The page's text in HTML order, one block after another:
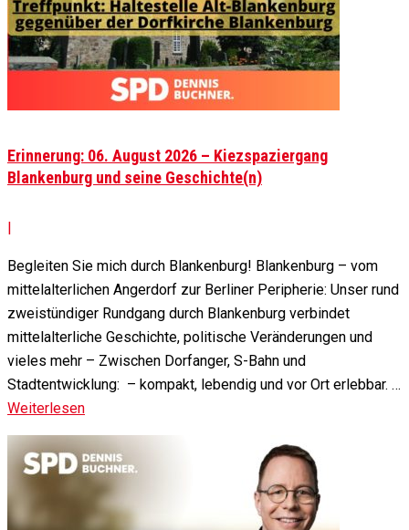
Erinnerung: 06. August 2026 – Kiezspaziergang
Blankenburg und seine Geschichte(n)
Begleiten Sie mich durch Blankenburg! Blankenburg – vom
mittelalterlichen Angerdorf zur Berliner Peripherie: Unser rund
zweistündiger Rundgang durch Blankenburg verbindet
mittelalterliche Geschichte, politische Veränderungen und
vieles mehr – Zwischen Dorfanger, S-Bahn und
Stadtentwicklung: – kompakt, lebendig und vor Ort erlebbar. …
Weiterlesen